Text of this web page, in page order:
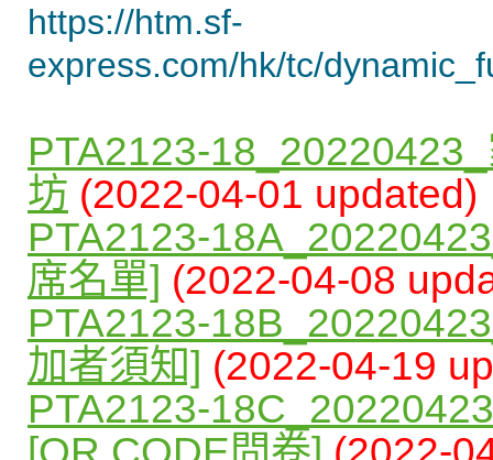
https://htm.sf-
express.com/hk/tc/
PTA2123-
坊 (2022-04-01 updated)
PTA2123-
席名單] (2022-04-08
PTA2123-
加者須知] (2022-04-19
PTA2123-